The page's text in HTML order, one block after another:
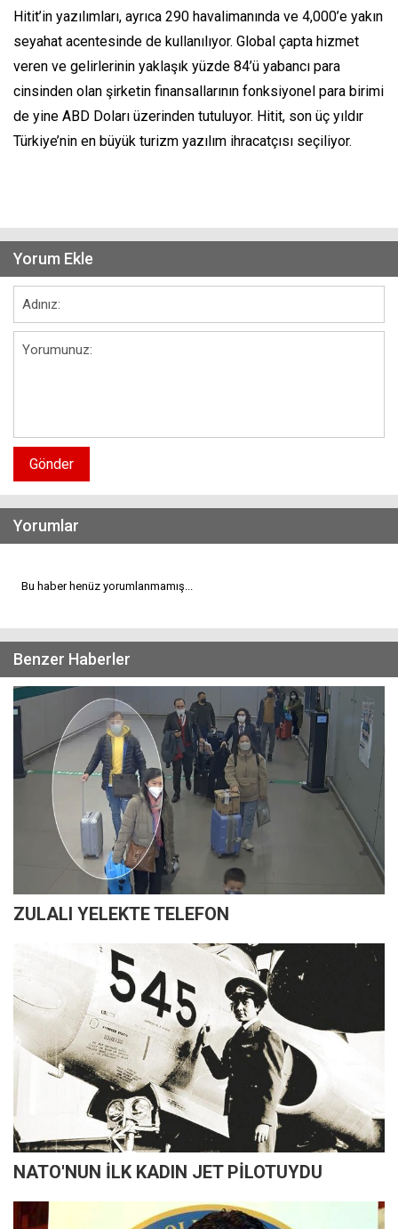
Hitit’in yazılımları, ayrıca 290 havalimanında ve 4,000’e yakın
seyahat acentesinde de kullanılıyor. Global çapta hizmet
veren ve gelirlerinin yaklaşık yüzde 84’ü yabancı para
cinsinden olan şirketin finansallarının fonksiyonel para birimi
de yine ABD Doları üzerinden tutuluyor. Hitit, son üç yıldır
Türkiye’nin en büyük turizm yazılım ihracatçısı seçiliyor.
Yorum Ekle
Gönder
Yorumlar
Bu haber henüz yorumlanmamış...
Benzer Haberler
ZULALI YELEKTE TELEFON
NATO'NUN İLK KADIN JET PİLOTUYDU